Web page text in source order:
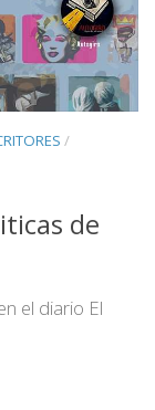
/
de
el diario El